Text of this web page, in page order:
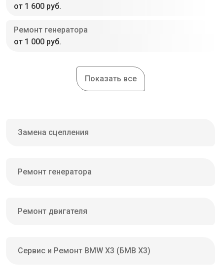
от 1 600 руб.
Ремонт генератора
от 1 000 руб.
Показать все
Замена сцепления
Ремонт генератора
Ремонт двигателя
Сервис и Ремонт BMW X3 (БМВ Х3)